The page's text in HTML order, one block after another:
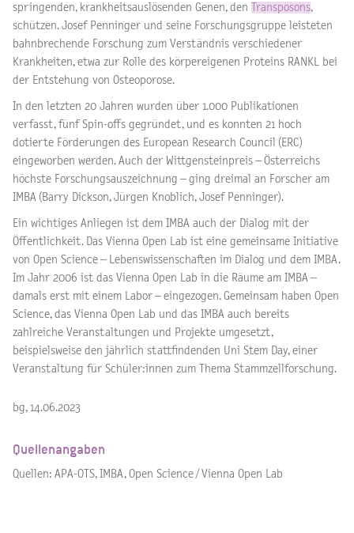
springenden, krankheitsauslösenden Genen, den
Transposons,
schützen. Josef Penninger und seine Forschungsgruppe leisteten
bahnbrechende Forschung zum Verständnis verschiedener
Krankheiten, etwa zur Rolle des körpereigenen Proteins RANKL bei
der Entstehung von Osteoporose.
In den letzten 20 Jahren wurden über 1.000 Publikationen
verfasst, fünf Spin-offs gegründet, und es konnten 21 hoch
dotierte Förderungen des European Research Council (ERC)
eingeworben werden. Auch der Wittgensteinpreis – Österreichs
höchste Forschungsauszeichnung – ging dreimal an Forscher am
IMBA (Barry Dickson, Jürgen Knoblich, Josef Penninger).
Ein wichtiges Anliegen ist dem IMBA auch der Dialog mit der
Öffentlichkeit. Das Vienna Open Lab ist eine gemeinsame Initiative
von Open Science – Lebenswissenschaften im Dialog und dem IMBA.
Im Jahr 2006 ist das Vienna Open Lab in die Räume am IMBA –
damals erst mit einem Labor – eingezogen. Gemeinsam haben Open
Science, das Vienna Open Lab und das IMBA auch bereits
zahlreiche Veranstaltungen und Projekte umgesetzt,
beispielsweise den jährlich stattfindenden Uni Stem Day, einer
Veranstaltung für Schüler:innen zum Thema Stammzellforschung.
bg, 14.06.2023
Quellenangaben
Quellen: APA-OTS, IMBA, Open Science / Vienna Open Lab